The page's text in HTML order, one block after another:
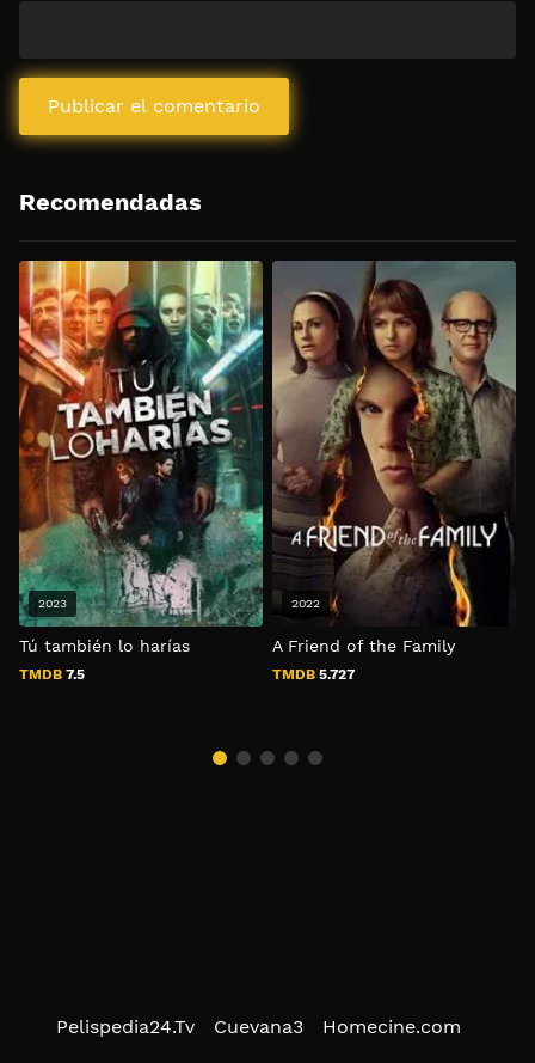
Recomendadas
Tú también lo harías
TMDB 7.5
2023
A Friend of the Family
TMDB 5.727
2022
Pelispedia24.Tv Cuevana3 Homecine.com